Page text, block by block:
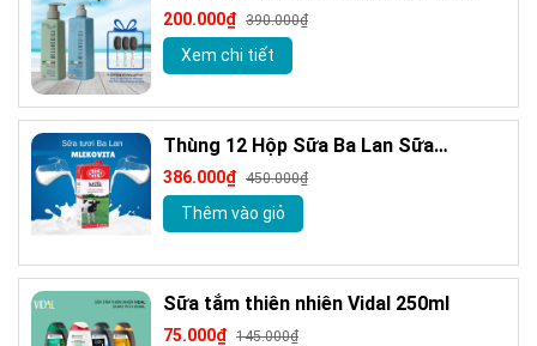
Giảm gàu sạch ngứa da đầu hương
nước hoa Milanogica 355ml
200.000₫ 390.000₫
Xem chi tiết
Thùng 12 Hộp Sữa Ba Lan Sữa
MLEKOVITA Sữa Tươi Nguyên Kem 1 L
Sữa Nhập Khẩu
386.000₫ 450.000₫
Thêm vào giỏ
Sữa tắm thiên nhiên Vidal 250ml
75.000₫ 145.000₫